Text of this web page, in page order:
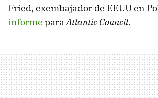
Fried, exembajador de EEUU en
informe paraAtlantic Council.